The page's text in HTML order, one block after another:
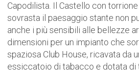
Capodilista. Il Castello con
sovrasta il paesaggio stante non
anche i più sensibili alle bellezze
dimensioni per un impianto che
spaziosa Club House, ricavata da
essiccatoio di tabacco e dotata